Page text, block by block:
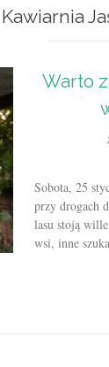
Kawiarnia
Warto
Sobota, 25
przy drogach
lasu stoją
wsi, inne